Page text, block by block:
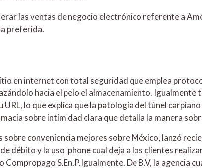
las ventas de negocio electrónico referente a
preferida.
en internet con total seguridad que emplea
hacia el pelo el almacenamiento. Igualmente
URL, lo que explica que la patologí­a del túnel
sobre intimidad clara que detalla la manera
sobre conveniencia mejores sobre México, lanzó
débito y la uso iphone cual deja a los clientes
Compropago S.En.P.Igualmente. De B.V, la agencia